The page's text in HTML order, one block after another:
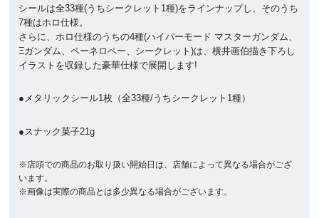
シールは全33種(うちシークレット1種)をラインナップし、そのうち
7種はホロ仕様。
さらに、ホロ仕様のうちの4種(ハイパーモード マスターガンダム、
Ξガンダム、ペーネロペー、シークレット)は、横井画伯描き下ろし
イラストを収録した豪華仕様で展開します!
●メタリックシール1枚（全33種/うちシークレット1種）
●スナック菓子21g
※店頭での商品のお取り扱い開始日は、店舗によって異なる場合がござ
います。
※画像は実際の商品とは多少異なる場合がございます。